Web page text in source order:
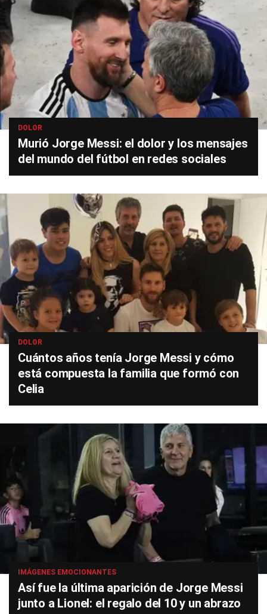
DOLOR
Murió Jorge Messi: el dolor y los mensajes
del mundo del fútbol en redes sociales
DOLOR
Cuántos años tenía Jorge Messi y cómo
está compuesta la familia que formó con
Celia
IMÁGENES EMOCIONANTES
Así fue la última aparición de Jorge Messi
junto a Lionel: el regalo del 10 y un abrazo